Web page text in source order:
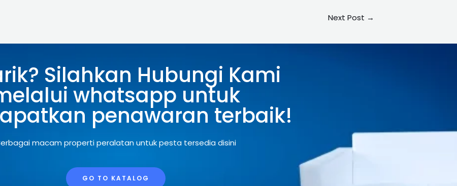
t
a
g
r
a
m
Next Post →
Silahkan Hubungi Kami
whatsapp untuk
penawaran terbaik!
macam properti peralatan untuk pesta tersedia disini
GO TO KATALOG